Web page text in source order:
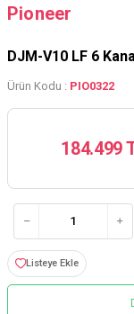
Pioneer
DJM-V10 LF 6
Ürün Kodu : PIO0322
184.499
Listeye Ekle